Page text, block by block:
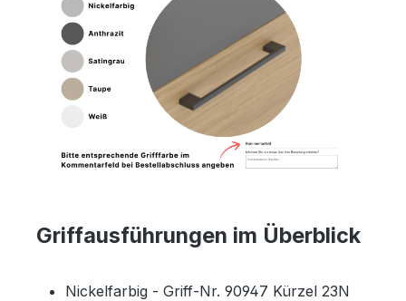
Griffausführungen im Überblick
Nickelfarbig - Griff-Nr. 90947 Kürzel 23N